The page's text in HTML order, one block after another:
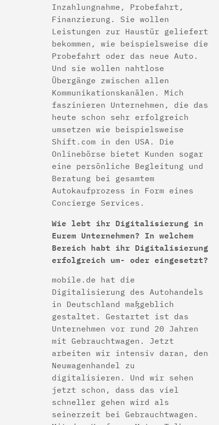
Inzahlungnahme, Probefahrt,
Finanzierung. Sie wollen
Leistungen zur Haustür geliefert
bekommen, wie beispielsweise die
Probefahrt oder das neue Auto.
Und sie wollen nahtlose
Übergänge zwischen allen
Kommunikationskanälen. Mich
faszinieren Unternehmen, die das
heute schon sehr erfolgreich
umsetzen wie beispielsweise
Shift.com in den USA. Die
Onlinebörse bietet Kunden sogar
eine persönliche Begleitung und
Beratung bei gesamtem
Autokaufprozess in Form eines
Concierge Services.
Wie lebt ihr Digitalisierung in
Eurem Unternehmen? In welchem
Bereich habt ihr Digitalisierung
erfolgreich um- oder eingesetzt?
mobile.de hat die
Digitalisierung des Autohandels
in Deutschland maßgeblich
gestaltet. Gestartet ist das
Unternehmen vor rund 20 Jahren
mit Gebrauchtwagen. Jetzt
arbeiten wir intensiv daran, den
Neuwagenhandel zu
digitalisieren. Und wir sehen
jetzt schon, dass das viel
schneller gehen wird als
seinerzeit bei Gebrauchtwagen.